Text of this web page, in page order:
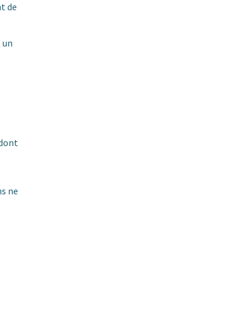
de
ne